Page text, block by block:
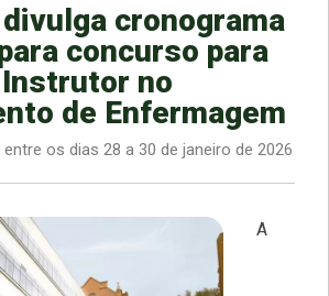
cronograma
concurso para
no
de Enfermagem
os dias 28 a 30 de janeiro de 2026
A